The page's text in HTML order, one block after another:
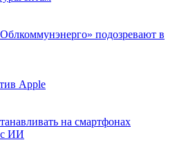
подозревают в
Apple
на смартфонах
с ИИ